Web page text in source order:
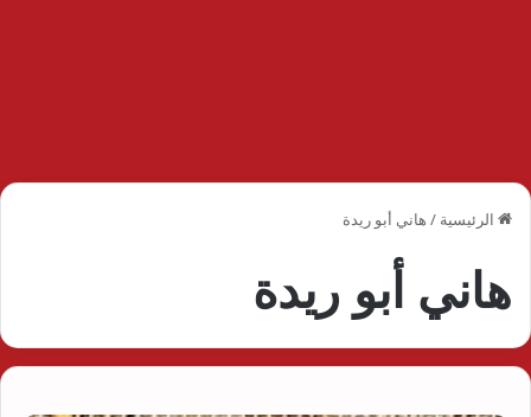
الرئيسية / هاني أبو ريدة
هاني أبو ريدة